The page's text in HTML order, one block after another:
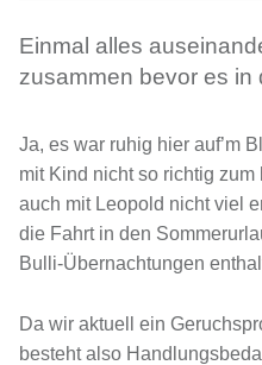
Einmal alles
zusammen bevor es in
Ja, es war ruhig hier auf’m
mit Kind nicht so richtig
auch mit Leopold nicht viel
die Fahrt in den
Bulli-Übernachtungen
Da wir aktuell ein
besteht also